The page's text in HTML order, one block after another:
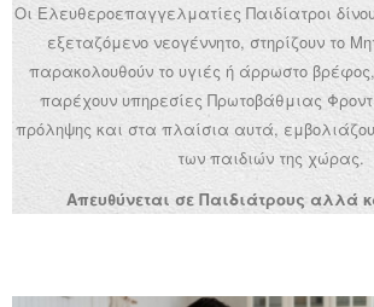
Οι Ελευθεροεπαγγελματίες Παιδίατροι
εξεταζόμενο νεογέννητο, στηρίζουν το
παρακολουθούν το υγιές ή άρρωστο
παρέχουν υπηρεσίες Πρωτοβάθμιας
πρόληψης και στα πλαίσια αυτά,
των παιδιών της χώρας.
Απευθύνεται σε Παιδιάτρους αλλά